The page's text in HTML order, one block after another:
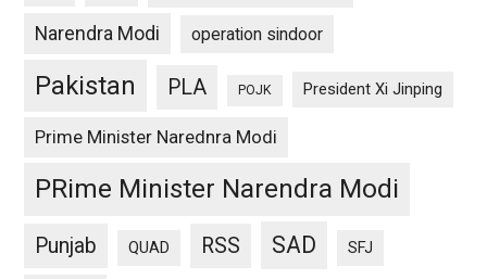
Narendra Modi operation sindoor
Pakistan PLA POJK President Xi Jinping
Prime Minister Narednra Modi
PRime Minister Narendra Modi
Punjab QUAD RSS SAD SFJ